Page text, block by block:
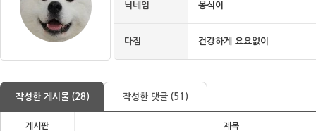
닉네임 몽식이
다짐 건강하게 요요없이
작성한 게시물 (28) 작성한 댓글 (51)
게시판 제목